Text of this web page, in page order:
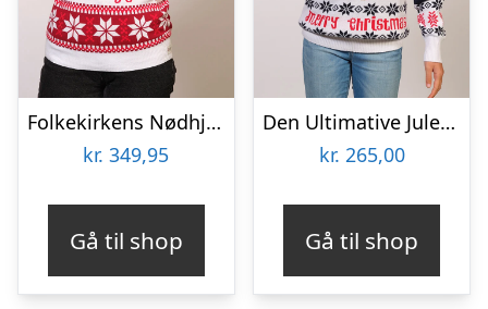
Folkekirkens Nødhjælp Julesweater – dame / kvinder.
kr. 349,95
Gå til shop
Den Ultimative Julesweater – Børn.
kr. 265,00
Gå til shop